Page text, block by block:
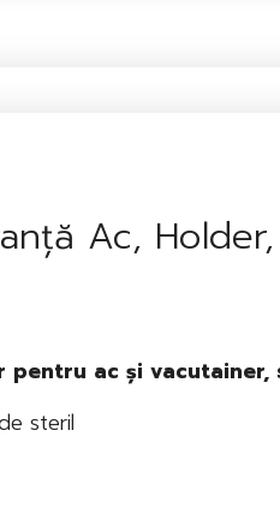
Ac, Holder,
ac și vacutainer,
steril